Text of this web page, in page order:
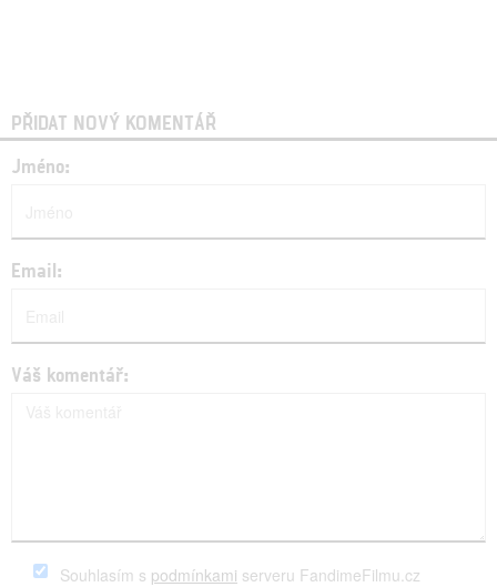
PŘIDAT NOVÝ KOMENTÁŘ
Jméno:
Email:
Váš komentář:
Souhlasím s podmínkami serveru FandimeFilmu.cz